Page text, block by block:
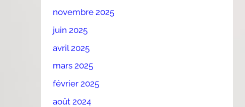
novembre 2025
juin 2025
avril 2025
mars 2025
février 2025
août 2024